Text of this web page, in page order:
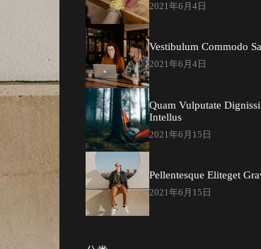
2021年6月4日
Vestibulum Commodo
2021年6月4日
Quam Vulputate
Intellus
2021年6月15日
Pellentesque Eliteget
2021年6月15日